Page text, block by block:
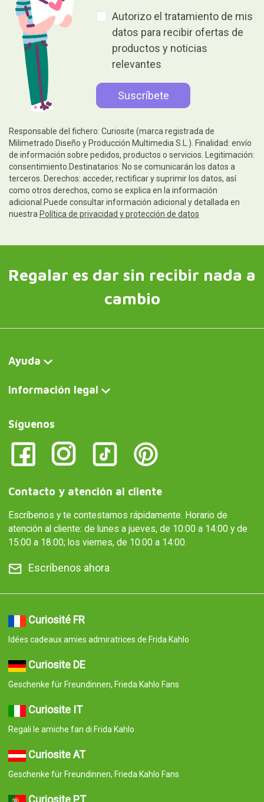
Autorizo el tratamiento de mis
datos para recibir ofertas de
productos y noticias
relevantes
Responsable del fichero: Curiosite (marca registrada de
Milimetrado Diseño y Producción Multimedia S.L.). Finalidad: envío
de información sobre pedidos, productos o servicios. Legitimación:
consentimiento.Destinatarios: No se comunicarán los datos a
terceros. Derechos: acceder, rectificar y suprimir los datos, así
como otros derechos, como se explica en la información
adicional.Puede consultar información adicional y detallada en
nuestra Política de privacidad y protección de datos
Regalar es dar sin recibir nada a
cambio
Ayuda
Información legal
Síguenos
Contacto y atención al cliente
Escríbenos y te contestamos rápidamente. Horario de
atención al cliente: de lunes a jueves, de 10:00 a 14:00 y de
15:00 a 18:00; los viernes, de 10:00 a 14:00.
Escríbenos ahora
Curiosité FR
Idées cadeaux amies admiratrices de Frida Kahlo
Curiosite DE
Geschenke für Freundinnen, Frieda Kahlo Fans
Curiosite IT
Regali le amiche fan di Frida Kahlo
Curiosite AT
Geschenke für Freundinnen, Frieda Kahlo Fans
Curiosite PT